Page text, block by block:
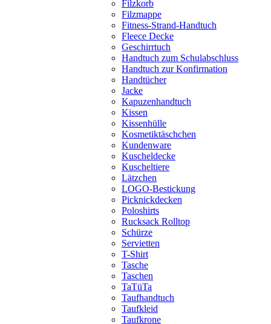
Filzkorb
Filzmappe
Fitness-Strand-Handtuch
Fleece Decke
Geschirrtuch
Handtuch zum Schulabschluss
Handtuch zur Konfirmation
Handtücher
Jacke
Kapuzenhandtuch
Kissen
Kissenhülle
Kosmetiktäschchen
Kundenware
Kuscheldecke
Kuscheltiere
Lätzchen
LOGO-Bestickung
Picknickdecken
Poloshirts
Rucksack Rolltop
Schürze
Servietten
T-Shirt
Tasche
Taschen
TaTüTa
Taufhandtuch
Taufkleid
Taufkrone